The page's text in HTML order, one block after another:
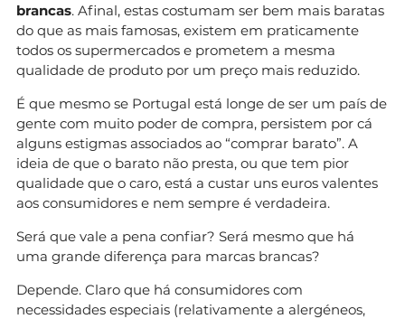
brancas. Afinal, estas costumam ser bem mais baratas
do que as mais famosas, existem em praticamente
todos os supermercados e prometem a mesma
qualidade de produto por um preço mais reduzido.
É que mesmo se Portugal está longe de ser um país de
gente com muito poder de compra, persistem por cá
alguns estigmas associados ao “comprar barato”. A
ideia de que o barato não presta, ou que tem pior
qualidade que o caro, está a custar uns euros valentes
aos consumidores e nem sempre é verdadeira.
Será que vale a pena confiar? Será mesmo que há
uma grande diferença para marcas brancas?
Depende. Claro que há consumidores com
necessidades especiais (relativamente a alergéneos,